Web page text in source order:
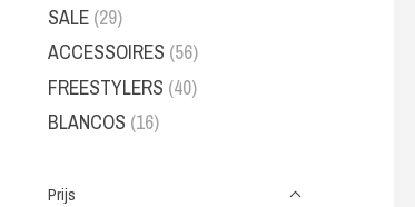
SALE (29)
ACCESSOIRES (56)
FREESTYLERS (40)
BLANCOS (16)
Prijs